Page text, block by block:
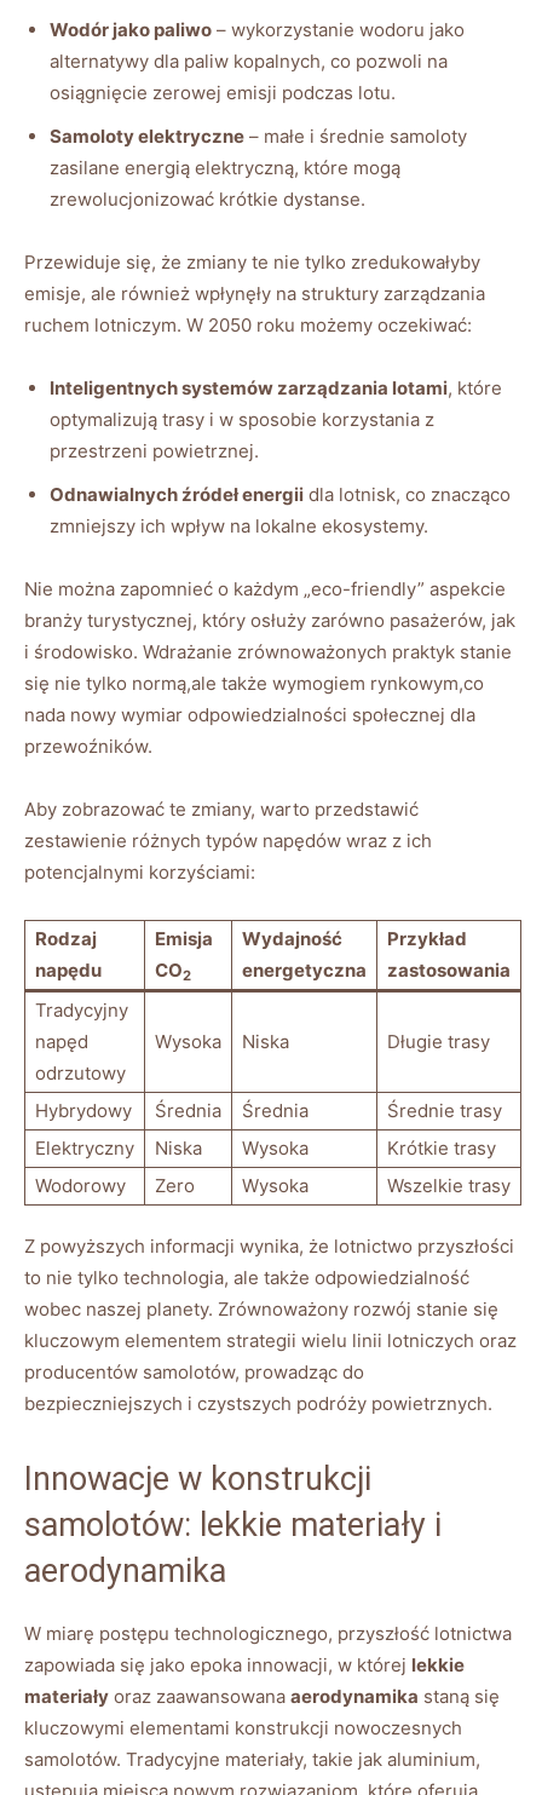
Wodór jako paliwo – wykorzystanie wodoru jako
alternatywy dla paliw kopalnych, co pozwoli na
osiągnięcie zerowej emisji podczas lotu.
Samoloty elektryczne – małe i średnie samoloty
zasilane energią elektryczną, które mogą
zrewolucjonizować krótkie dystanse.
Przewiduje się, że zmiany te nie tylko zredukowałyby
emisje, ale również wpłynęły na struktury zarządzania
ruchem lotniczym. W 2050 roku możemy oczekiwać:
Inteligentnych systemów zarządzania lotami, które
optymalizują trasy i w sposobie korzystania z
przestrzeni powietrznej.
Odnawialnych źródeł energii dla lotnisk, co znacząco
zmniejszy ich wpływ na lokalne ekosystemy.
Nie można zapomnieć o każdym „eco-friendly” aspekcie
branży turystycznej, który osłuży zarówno pasażerów, jak
i środowisko. Wdrażanie zrównoważonych praktyk stanie
się nie tylko normą,ale także wymogiem rynkowym,co
nada nowy wymiar odpowiedzialności społecznej dla
przewoźników.
Aby zobrazować te zmiany, warto przedstawić
zestawienie różnych typów napędów wraz z ich
potencjalnymi korzyściami:
Rodzaj
napędu
Emisja
CO2
Wydajność
energetyczna
Przykład
zastosowania
Tradycyjny
napęd
odrzutowy
Wysoka Niska Długie trasy
Hybrydowy Średnia Średnia
Średnie trasy
Elektryczny
Niska Wysoka
Krótkie trasy
Wodorowy
Zero Wysoka Wszelkie trasy
Z powyższych informacji wynika, że lotnictwo przyszłości
to nie tylko technologia, ale także odpowiedzialność
wobec naszej planety. Zrównoważony rozwój stanie się
kluczowym elementem strategii wielu linii lotniczych oraz
producentów samolotów, prowadząc do
bezpieczniejszych i czystszych podróży powietrznych.
Innowacje w konstrukcji
samolotów: lekkie materiały i
aerodynamika
W miarę postępu technologicznego, przyszłość lotnictwa
zapowiada się jako epoka innowacji, w której lekkie
materiały oraz zaawansowana aerodynamika staną się
kluczowymi elementami konstrukcji nowoczesnych
samolotów. Tradycyjne materiały, takie jak aluminium,